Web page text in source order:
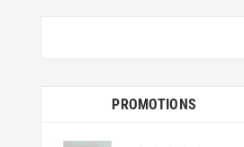
PROMOTIONS